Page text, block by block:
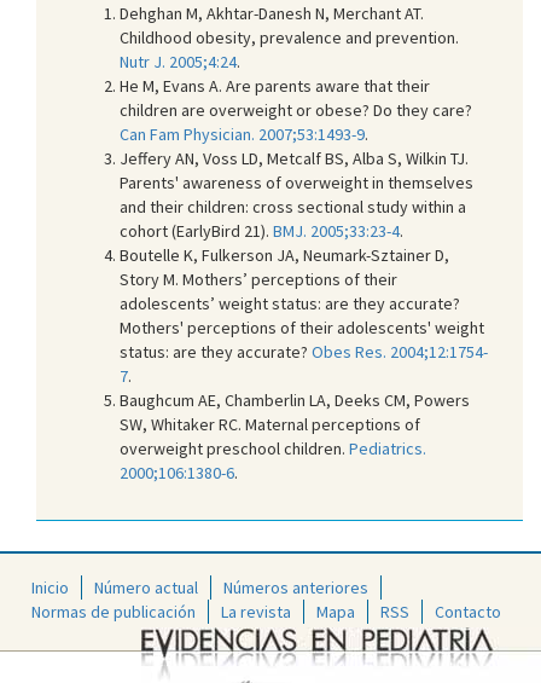
Dehghan M, Akhtar-Danesh N, Merchant AT.
Childhood obesity, prevalence and prevention.
Nutr J. 2005;4:24.
He M, Evans A. Are parents aware that their
children are overweight or obese? Do they care?
Can Fam Physician. 2007;53:1493-9.
Jeffery AN, Voss LD, Metcalf BS, Alba S, Wilkin TJ.
Parents' awareness of overweight in themselves
and their children: cross sectional study within a
cohort (EarlyBird 21). BMJ. 2005;33:23-4.
Boutelle K, Fulkerson JA, Neumark-Sztainer D,
Story M. Mothers’ perceptions of their
adolescents’ weight status: are they accurate?
Mothers' perceptions of their adolescents' weight
status: are they accurate? Obes Res. 2004;12:1754-
7.
Baughcum AE, Chamberlin LA, Deeks CM, Powers
SW, Whitaker RC. Maternal perceptions of
overweight preschool children. Pediatrics.
2000;106:1380-6.
Inicio Número actual
Números anteriores
Normas de publicación
La revista Mapa RSS Contacto